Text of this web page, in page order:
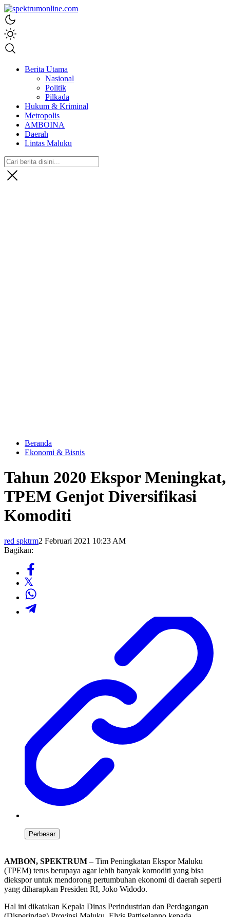
spektrumonline.com
Berita Utama
Nasional
Politik
Pilkada
Hukum & Kriminal
Metropolis
AMBOINA
Daerah
Lintas Maluku
Beranda
Ekonomi & Bisnis
Tahun 2020 Ekspor Meningkat,
TPEM Genjot Diversifikasi
Komoditi
red spktrm2 Februari 2021 10:23 AM
Bagikan:
Perbesar
AMBON, SPEKTRUM – Tim Peningkatan Ekspor Maluku
(TPEM) terus berupaya agar lebih banyak komoditi yang bisa
diekspor untuk mendorong pertumbuhan ekonomi di daerah seperti
yang diharapkan Presiden RI, Joko Widodo.
Hal ini dikatakan Kepala Dinas Perindustrian dan Perdagangan